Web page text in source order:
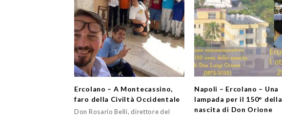
Ercolano – A Montecassino,
faro della Civiltà Occidentale
Don Rosario Belli, direttore del
Napoli – Ercolano – Una
lampada per il 150° della
nascita di Don Orione